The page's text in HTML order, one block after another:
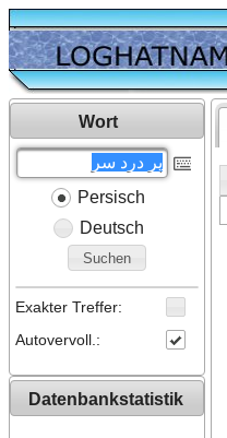
Wort
Persisch
Deutsch
Suchen
Exakter Treffer:
Autovervoll.:
Datenbankstatistik